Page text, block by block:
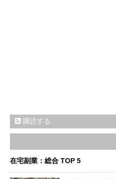
購読する
在宅副業：総合 TOP 5